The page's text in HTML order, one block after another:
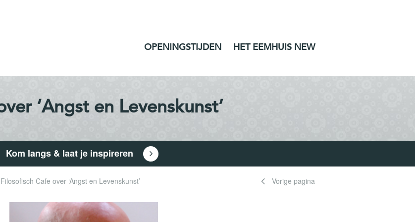
OPENINGSTIJDEN HET EEMHUIS NEW
‘Angst en Levenskunst’
Kom langs & laat je inspireren
Filosofisch Cafe over ‘Angst en Levenskunst’ Vorige pagina